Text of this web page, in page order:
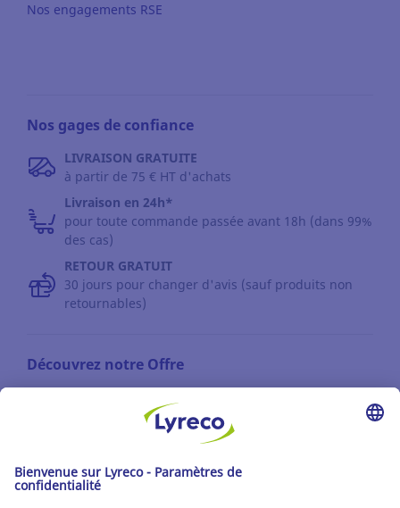
Nos engagements RSE
Nos gages de confiance
LIVRAISON GRATUITE
à partir de 75 € HT d'achats
Livraison en 24h*
pour toute commande passée avant 18h (dans 99%
des cas)
RETOUR GRATUIT
30 jours pour changer d'avis (sauf produits non
retournables)
Découvrez notre Offre
Partenaire | de tous les lieux de travail